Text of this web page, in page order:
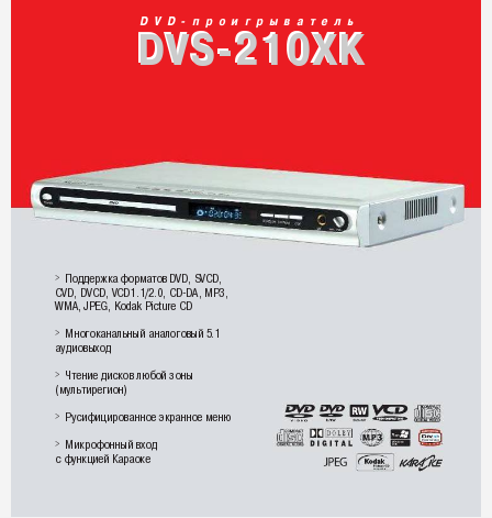
DVD-проигрыватель
DVS-210XK
DVS-210XK
>
Поддержка форматов DVD, SVCD,
CVD, DVCD, VCD1.1/2.0, CD-DA, MP3,
WMA, JPEG, Kodak Picture CD
> Многоканальный аналоговый 5.1
аудиовыход
> Чтение дисков любой зоны
(мультирегион)
> Русифицированное экранное меню
> Микрофонный вход
с функцией Караоке